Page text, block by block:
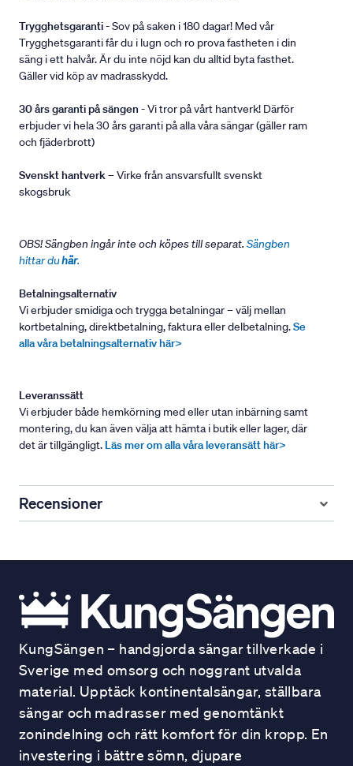
Trygghetsgaranti- Sov på saken i 180 dagar! Med vår
Trygghetsgaranti får du i lugn och ro prova fastheten i din
säng i ett halvår. Är du inte nöjd kan du alltid byta fasthet.
Gäller vid köp av madrasskydd.
30 års garanti på sängen - Vi tror på vårt hantverk! Därför
erbjuder vi hela 30 års garanti på alla våra sängar (gäller ram
och fjäderbrott)
Svenskt hantverk– Virke från ansvarsfullt svenskt
skogsbruk
OBS! Sängben ingår inte och köpes till separat. Sängben
hittar duhär.
Betalningsalternativ
Vi erbjuder smidiga och trygga betalningar – välj mellan
kortbetalning, direktbetalning, faktura eller delbetalning.Se
alla våra betalningsalternativ här>
Leveranssätt
Vi erbjuder både hemkörning med eller utan inbärning samt
montering, du kan även välja att hämta i butik eller lager, där
det är tillgängligt. Läs mer om alla våra leveransätt här>
Recensioner
KungSängen – handgjorda sängar tillverkade i
Sverige med omsorg och noggrant utvalda
material. Upptäck kontinentalsängar, ställbara
sängar och madrasser med genomtänkt
zonindelning och rätt komfort för din kropp. En
investering i bättre sömn, djupare